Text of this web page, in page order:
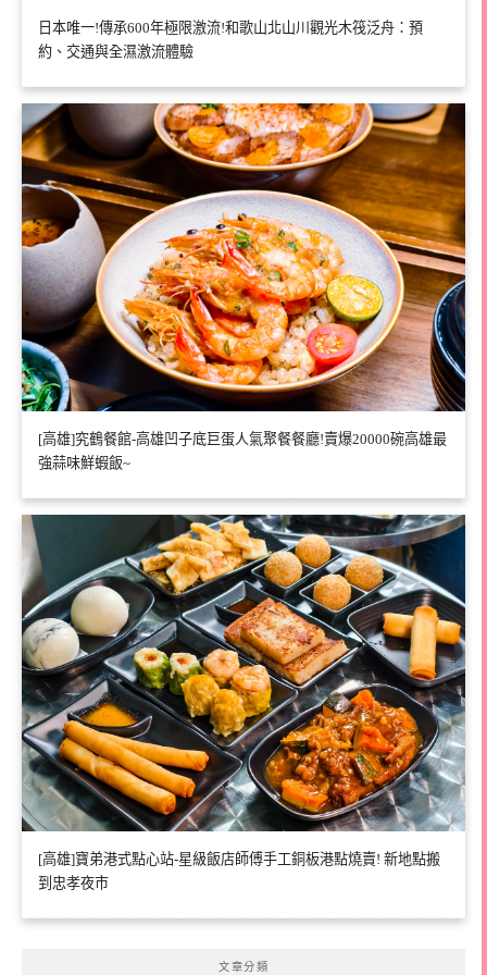
日本唯一!傳承600年極限激流!和歌山北山川觀光木筏泛舟：預
約、交通與全濕激流體驗
[高雄]究鶴餐館-高雄凹子底巨蛋人氣聚餐餐廳!賣爆20000碗高雄最
強蒜味鮮蝦飯~
[高雄]寶弟港式點心站-星級飯店師傅手工銅板港點燒賣! 新地點搬
到忠孝夜市
文章分類